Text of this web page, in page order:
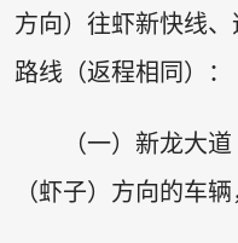
方向）往虾新快线
路线（返程相同）：
（一）新龙大
（虾子）方向的车